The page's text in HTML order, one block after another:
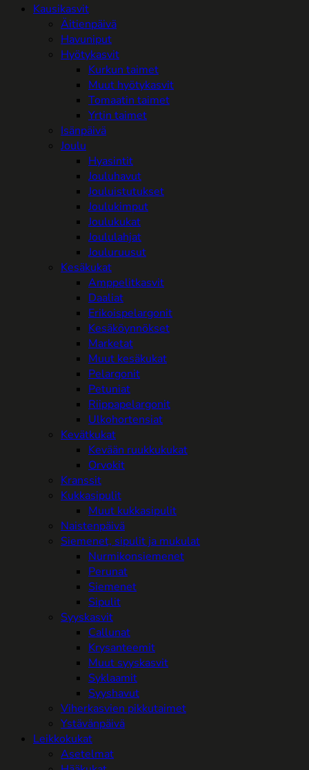
Kausikasvit
Äitienpäivä
Havuniput
Hyötykasvit
Kurkun taimet
Muut hyötykasvit
Tomaatin taimet
Yrtin taimet
Isänpäivä
Joulu
Hyasintit
Jouluhavut
Jouluistutukset
Joulukimput
Joulukukat
Joululahjat
Jouluruusut
Kesäkukat
Amppelitkasvit
Daaliat
Erikoispelargonit
Kesäköynnökset
Marketat
Muut kesäkukat
Pelargonit
Petuniat
Riippapelargonit
Ulkohortensiat
Kevätkukat
Kevään ruukkukukat
Orvokit
Kranssit
Kukkasipulit
Muut kukkasipulit
Naistenpäivä
Siemenet, sipulit ja mukulat
Nurmikonsiemenet
Perunat
Siemenet
Sipulit
Syyskasvit
Callunat
Krysanteemit
Muut syyskasvit
Syklaamit
Syyshavut
Viherkasvien pikkutaimet
Ystävänpäivä
Leikkokukat
Asetelmat